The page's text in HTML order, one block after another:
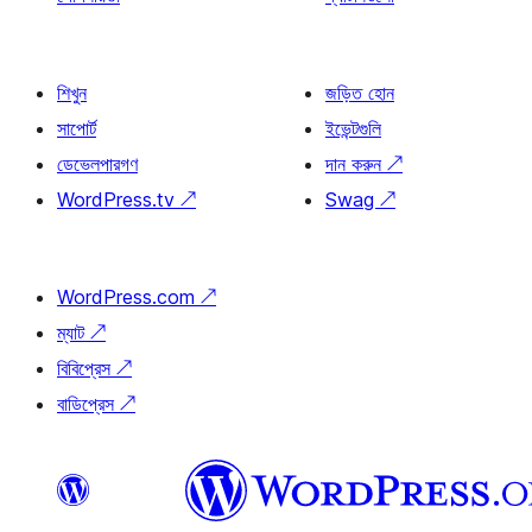
শিখুন
সাপোর্ট
ডেভেলপারগণ
WordPress.tv ↗
জড়িত হোন
ইভেন্টগুলি
দান করুন ↗
Swag ↗
WordPress.com ↗
ম্যাট ↗
বিবিপ্রেস ↗
বাডিপ্রেস ↗